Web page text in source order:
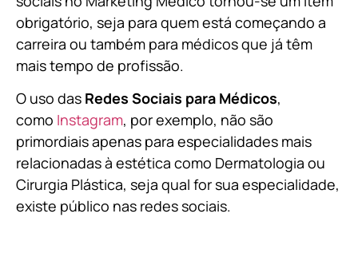
obrigatório, seja para quem está começando a
carreira ou também para médicos que já têm
mais tempo de profissão.
O uso das Redes Sociais para Médicos,
como Instagram, por exemplo, não são
primordiais apenas para especialidades mais
relacionadas à estética como Dermatologia ou
Cirurgia Plástica, seja qual for sua especialidade,
existe público nas redes sociais.